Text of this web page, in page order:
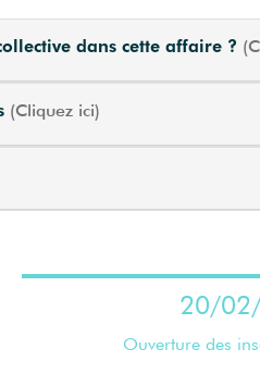
dans cette affaire ?
(Cliquez ici)
20/
Ouverture des